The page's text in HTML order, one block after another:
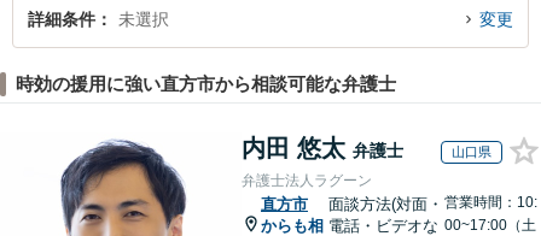
詳細条件 未選択 変更
時効の援用に強い直方市から相談可能な弁護士
内田 悠太 弁護士 山口県
弁護士法人ラグーン
直方市
からも相
面談方法(対面・
電話・ビデオな
営業時間：10:
00~17:00（土